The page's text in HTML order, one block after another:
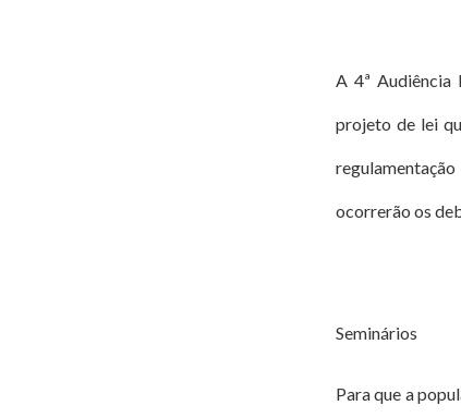
A 4ª Audiência
projeto de lei
ocorrerão os
Seminários
Para que a